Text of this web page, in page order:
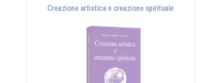
Creazione artistica e creazione spirituale